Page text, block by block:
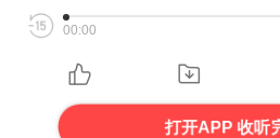
00:00
打开APP 收听